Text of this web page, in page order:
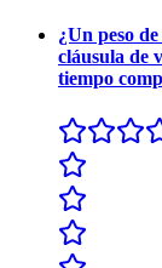
¿Un peso
cláusula de
tiempo